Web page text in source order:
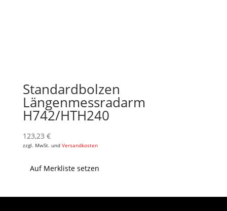
Standardbolzen
Längenmessradarm
H742/HTH240
123,23 €
zzgl. MwSt. und Versandkosten
Auf Merkliste setzen